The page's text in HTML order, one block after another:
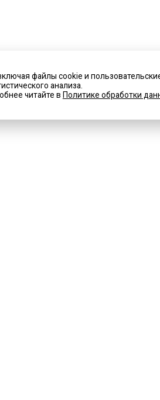
файлы cookie и
анализа.
читайте в Политике обработки